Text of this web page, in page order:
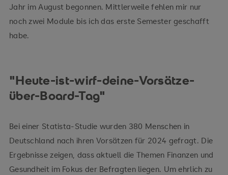
Jahr im August begonnen. Mittlerweile fehlen mir nur
noch zwei Module bis ich das erste Semester geschafft
habe.
"Heute-ist-wirf-deine-Vorsätze-
über-Board-Tag"
Bei einer Statista-Studie wurden 380 Menschen in
Deutschland nach ihren Vorsätzen für 2024 gefragt. Die
Ergebnisse zeigen, dass aktuell die Themen Finanzen und
Gesundheit im Fokus der Befragten liegen. Um ehrlich zu